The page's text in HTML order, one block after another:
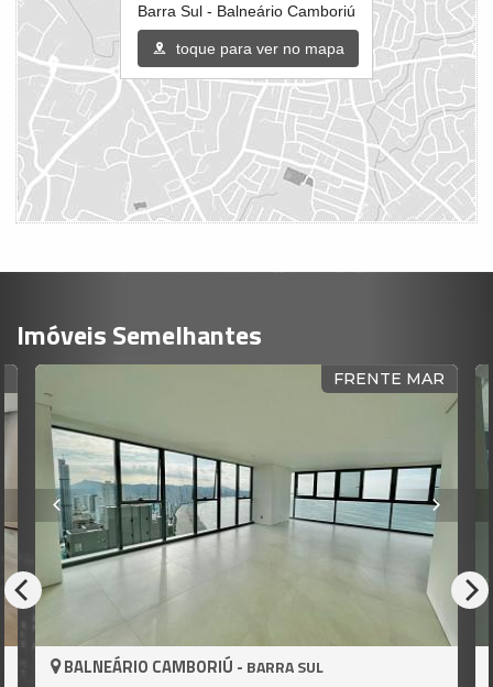
Barra Sul - Balneário Camboriú
toque para ver no mapa
Imóveis Semelhantes
FRENTE MAR
BALNEÁRIO CAMBORIÚ - BARRA SUL